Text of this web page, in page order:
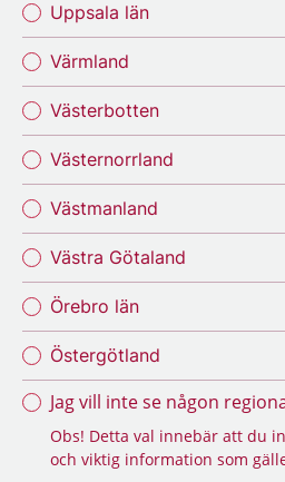
Uppsala län
Värmland
Västerbotten
Västernorrland
Västmanland
Västra Götaland
Örebro län
Östergötland
Jag vill inte se någon
Obs! Detta val innebär att du
och viktig information som